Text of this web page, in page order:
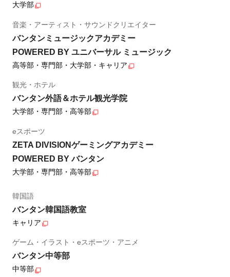
大学部
音楽・アーティスト・サウンドクリエイター
バンタンミュージックアカデミー
POWERED BY ユニバーサル ミュージック
高等部・専門部・大学部・キャリア
観光・ホテル
バンタン外語＆ホテル観光学院
大学部・専門部・高等部
eスポーツ
ZETA DIVISIONゲーミングアカデミー
POWERED BY バンタン
大学部・専門部・高等部
韓国語
バンタン韓国語教室
キャリア
ゲーム・イラスト・eスポーツ・アニメ
バンタン中等部
中等部